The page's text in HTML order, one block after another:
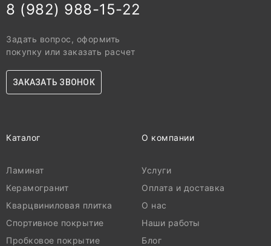
8 (982) 988-15-22
Задать вопрос, оформить
покупку или заказать расчет
ЗАКАЗАТЬ ЗВОНОК
Каталог
Ламинат
Керамогранит
Кварцвиниловая плитка
Спортивное покрытие
Пробковое покрытие
О компании
Услуги
Оплата и доставка
О нас
Наши работы
Блог